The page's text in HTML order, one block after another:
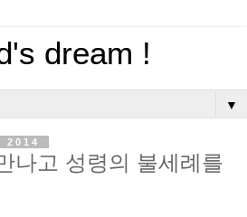
dream !
▼
2014
나고 성령의 불세례를